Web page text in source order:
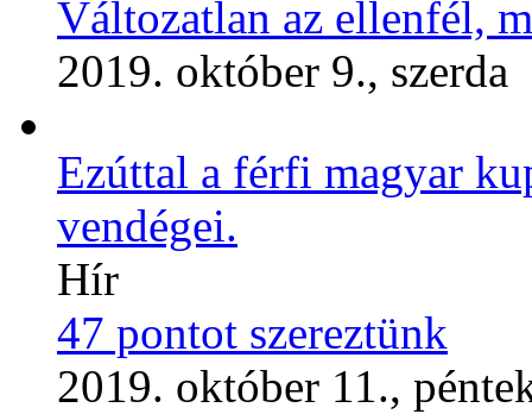
Változatlan az ellenfél,
2019. október 9., szerda
Ezúttal a férfi magyar
vendégei.
Hír
47 pontot szereztünk
2019. október 11.,